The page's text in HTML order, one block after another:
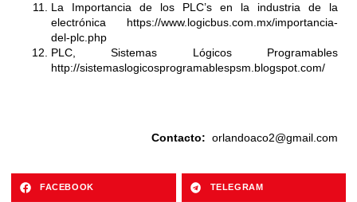
La Importancia de los PLC’s en la industria de la
electrónica https://www.logicbus.com.mx/importancia-
del-plc.php
PLC, Sistemas Lógicos Programables
http://sistemaslogicosprogramablespsm.blogspot.com/
Contacto: orlandoaco2@gmail.com
FACEBOOK TELEGRAM